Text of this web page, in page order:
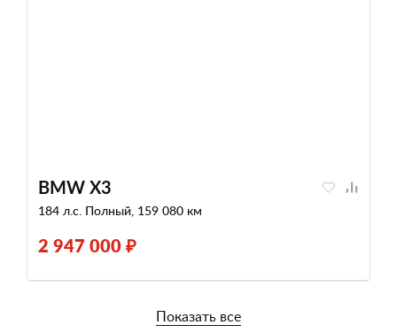
BMW X3
184 л.с. Полный, 159 080 км
2 947 000 ₽
Показать все